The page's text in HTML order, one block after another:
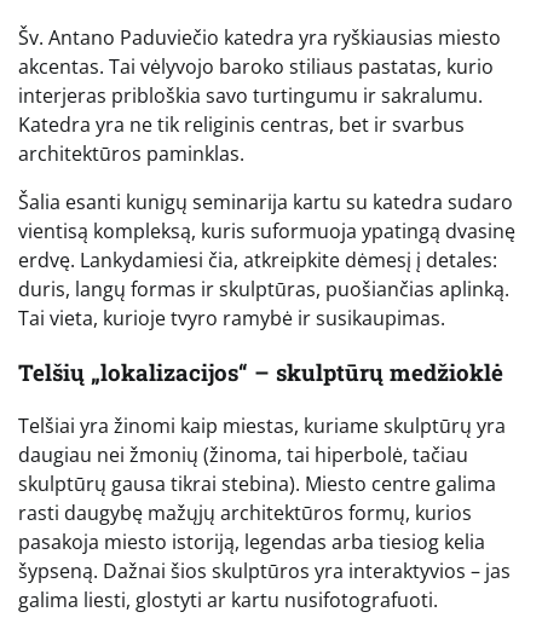
Šv. Antano Paduviečio katedra yra ryškiausias miesto
akcentas. Tai vėlyvojo baroko stiliaus pastatas, kurio
interjeras pribloškia savo turtingumu ir sakralumu.
Katedra yra ne tik religinis centras, bet ir svarbus
architektūros paminklas.
Šalia esanti kunigų seminarija kartu su katedra sudaro
vientisą kompleksą, kuris suformuoja ypatingą dvasinę
erdvę. Lankydamiesi čia, atkreipkite dėmesį į detales:
duris, langų formas ir skulptūras, puošiančias aplinką.
Tai vieta, kurioje tvyro ramybė ir susikaupimas.
Telšių „lokalizacijos“ – skulptūrų medžioklė
Telšiai yra žinomi kaip miestas, kuriame skulptūrų yra
daugiau nei žmonių (žinoma, tai hiperbolė, tačiau
skulptūrų gausa tikrai stebina). Miesto centre galima
rasti daugybę mažųjų architektūros formų, kurios
pasakoja miesto istoriją, legendas arba tiesiog kelia
šypseną. Dažnai šios skulptūros yra interaktyvios – jas
galima liesti, glostyti ar kartu nusifotografuoti.